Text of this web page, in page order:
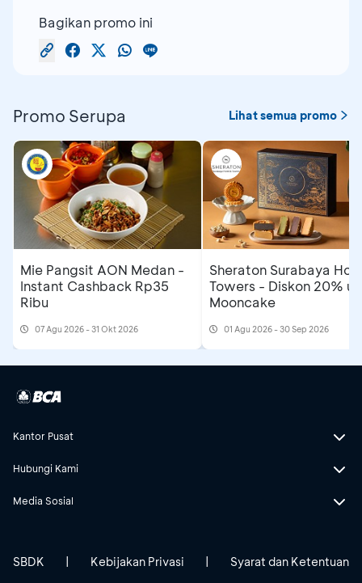
Bagikan promo ini
Promo Serupa Lihat semua promo
Mie Pangsit AON Medan -
Instant Cashback Rp35
Ribu
07 Agu 2026 - 31 Okt 2026
Sheraton Surabaya
Towers - Diskon 20%
Mooncake
01 Agu 2026 - 30 Sep 2026
Kantor Pusat
Hubungi Kami
Media Sosial
SBDK Kebijakan Privasi Syarat dan Ketentuan